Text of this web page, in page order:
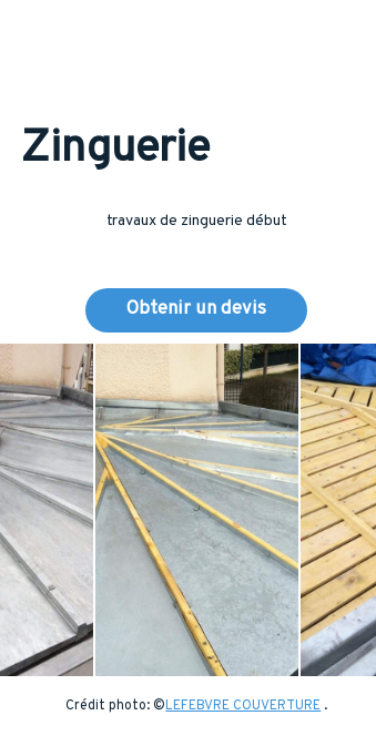
Zinguerie
travaux de zinguerie début
Obtenir un devis
Crédit photo: ©LEFEBVRE COUVERTURE .